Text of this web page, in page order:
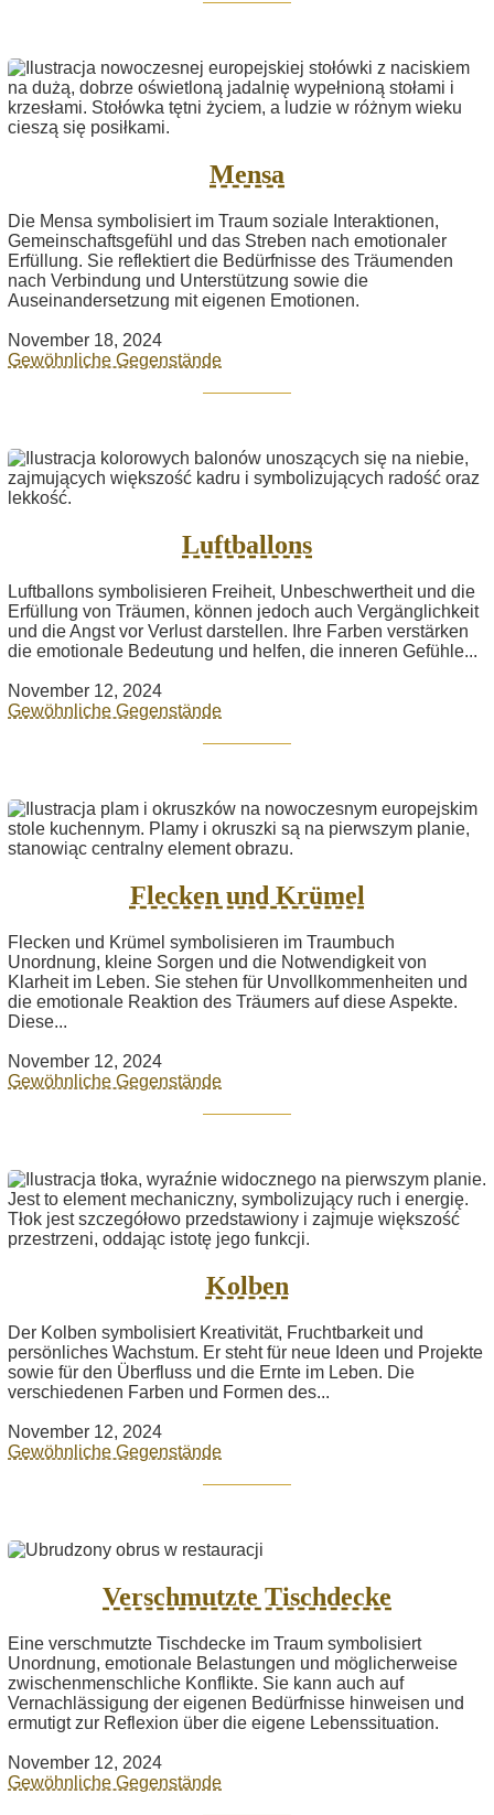
Mensa
Die Mensa symbolisiert im Traum soziale Interaktionen,
Gemeinschaftsgefühl und das Streben nach emotionaler
Erfüllung. Sie reflektiert die Bedürfnisse des Träumenden
nach Verbindung und Unterstützung sowie die
Auseinandersetzung mit eigenen Emotionen.
November 18, 2024
Gewöhnliche Gegenstände
Luftballons
Luftballons symbolisieren Freiheit, Unbeschwertheit und die
Erfüllung von Träumen, können jedoch auch Vergänglichkeit
und die Angst vor Verlust darstellen. Ihre Farben verstärken
die emotionale Bedeutung und helfen, die inneren Gefühle...
November 12, 2024
Gewöhnliche Gegenstände
Flecken und Krümel
Flecken und Krümel symbolisieren im Traumbuch
Unordnung, kleine Sorgen und die Notwendigkeit von
Klarheit im Leben. Sie stehen für Unvollkommenheiten und
die emotionale Reaktion des Träumers auf diese Aspekte.
Diese...
November 12, 2024
Gewöhnliche Gegenstände
Kolben
Der Kolben symbolisiert Kreativität, Fruchtbarkeit und
persönliches Wachstum. Er steht für neue Ideen und Projekte
sowie für den Überfluss und die Ernte im Leben. Die
verschiedenen Farben und Formen des...
November 12, 2024
Gewöhnliche Gegenstände
Verschmutzte Tischdecke
Eine verschmutzte Tischdecke im Traum symbolisiert
Unordnung, emotionale Belastungen und möglicherweise
zwischenmenschliche Konflikte. Sie kann auch auf
Vernachlässigung der eigenen Bedürfnisse hinweisen und
ermutigt zur Reflexion über die eigene Lebenssituation.
November 12, 2024
Gewöhnliche Gegenstände